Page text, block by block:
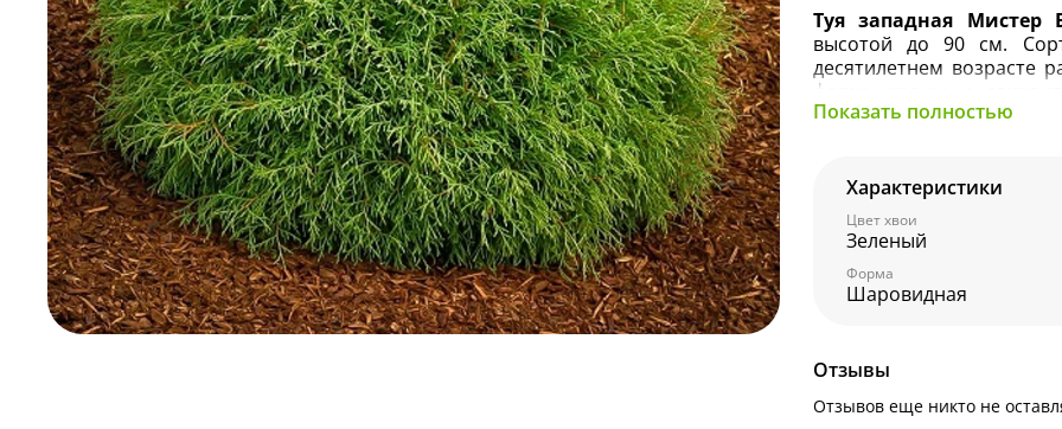
Туя западная Мистер
высотой до 90 см.
десятилетнем возрасте
форму кроны и
ежегодная весенняя
а с наступлением
Цветение начинается
форму, состоят из
осени становятся
систему.
почвах, но
Требует
Показать полностью
Характеристики
Цвет хвои
Зеленый
Форма
Шаровидная
Отзывы
Отзывов еще никто не